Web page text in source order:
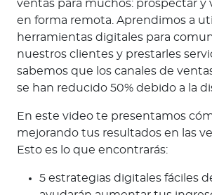
Red de Salud
Contáctanos
ventas para muchos: prospectar y
en forma remota. Aprendimos a
herramientas digitales para
nuestros clientes y prestarles
sabemos que los canales de
se han reducido 50% debido a la
En este video te presentamos
mejorando tus resultados en las
Esto es lo que encontrarás:
5 estrategias digitales fáciles